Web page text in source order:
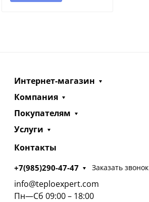
Интернет-магазин
Компания
Покупателям
Услуги
Контакты
+7(985)290-47-47 Заказать звонок
info@teploexpert.com
Пн—Сб 09:00 – 18:00